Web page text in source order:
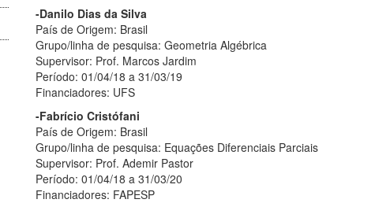
-Danilo Dias da Silva
País de Origem: Brasil
Grupo/linha de pesquisa: Geometria Algébrica
Supervisor: Prof. Marcos Jardim
Período: 01/04/18 a 31/03/19
Financiadores: UFS
-Fabrício Cristófani
País de Origem: Brasil
Grupo/linha de pesquisa: Equações Diferenciais Parciais
Supervisor: Prof. Ademir Pastor
Período: 01/04/18 a 31/03/20
Financiadores: FAPESP